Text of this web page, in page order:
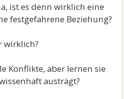
ist es denn wirklich eine
festgefahrene Beziehung?
wirklich?
Konflikte, aber lernen sie
austrägt?